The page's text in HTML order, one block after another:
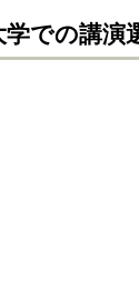
学での講演